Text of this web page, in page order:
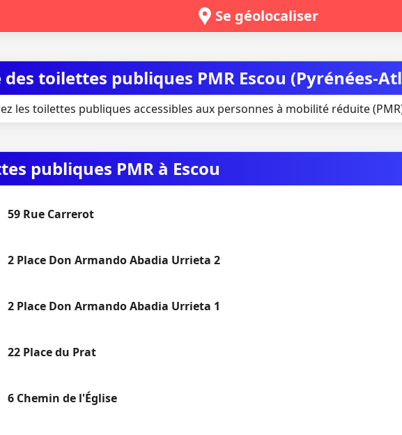
Se géolocaliser
des toilettes publiques PMR Escou (Pyrénées-
les toilettes publiques accessibles aux personnes à mobilité réduite
publiques PMR à Escou
59 Rue Carrerot
2 Place Don Armando Abadia Urrieta 2
2 Place Don Armando Abadia Urrieta 1
22 Place du Prat
6 Chemin de l'Église